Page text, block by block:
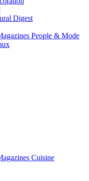
Digest
People & Mode
Cuisine